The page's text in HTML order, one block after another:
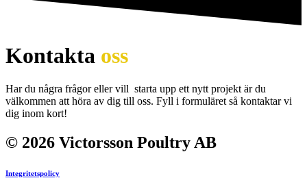
Kontakta oss
Har du några frågor eller vill starta upp ett nytt projekt är du
välkommen att höra av dig till oss. Fyll i formuläret så kontaktar vi
dig inom kort!
© 2026 Victorsson Poultry AB
Integritetspolicy